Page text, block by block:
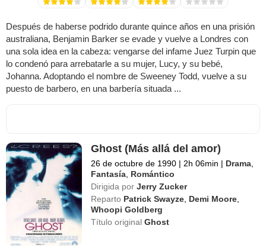
Después de haberse podrido durante quince años en una prisión
australiana, Benjamin Barker se evade y vuelve a Londres con
una sola idea en la cabeza: vengarse del infame Juez Turpin que
lo condenó para arrebatarle a su mujer, Lucy, y su bebé,
Johanna. Adoptando el nombre de Sweeney Todd, vuelve a su
puesto de barbero, en una barbería situada ...
Ghost (Más allá del amor)
26 de octubre de 1990 | 2h 06min | Drama,
Fantasía, Romántico
Dirigida por Jerry Zucker
Reparto Patrick Swayze, Demi Moore,
Whoopi Goldberg
Título originalGhost